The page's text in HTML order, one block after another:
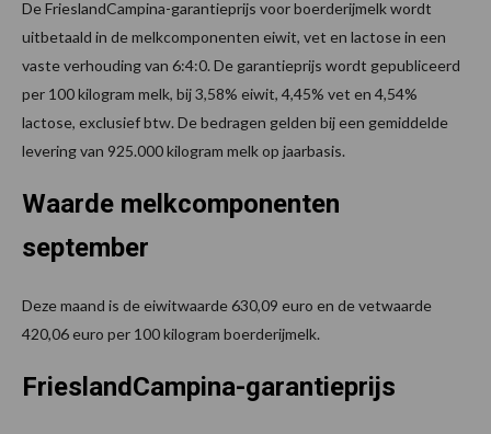
De FrieslandCampina-garantieprijs voor boerderijmelk wordt
uitbetaald in de melkcomponenten eiwit, vet en lactose in een
vaste verhouding van 6:4:0. De garantieprijs wordt gepubliceerd
per 100 kilogram melk, bij 3,58% eiwit, 4,45% vet en 4,54%
lactose, exclusief btw. De bedragen gelden bij een gemiddelde
levering van 925.000 kilogram melk op jaarbasis.
Waarde melkcomponenten
september
Deze maand is de eiwitwaarde 630,09 euro en de vetwaarde
420,06 euro per 100 kilogram boerderijmelk.
FrieslandCampina-garantieprijs